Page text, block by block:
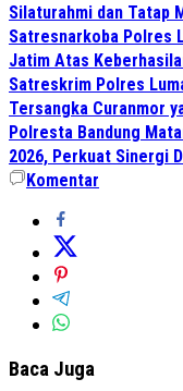
Silaturahmi dan Tatap
Satresnarkoba Polres
Jatim Atas
Satreskrim Polres
Tersangka Curanmor
Polresta Bandung
2026, Perkuat Sinergi
Komentar
Baca Juga